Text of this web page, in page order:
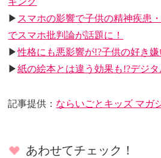
▶ スマホの影響で子供の精神疾患
でスマホ批判論が話題に！
▶性格にも悪影響が!?子供の好き嫌
▶紙の絵本とは違う効果も!?デジ
記事提供： ならいごとキッズ マガ
あわせてチェック！